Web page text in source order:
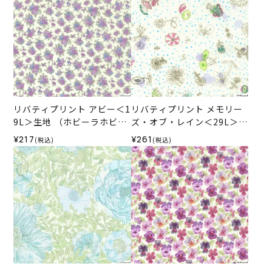
リバティプリント アビー＜1
9L＞生地 （ホビーラホビー
レオリジナル）2024ES
¥217 (税込)
リバティプリント メモリー
ズ・オブ・レイン＜29L＞生
地 （ホビーラホビーレオリ
ジナル）2025SS
¥261 (税込)